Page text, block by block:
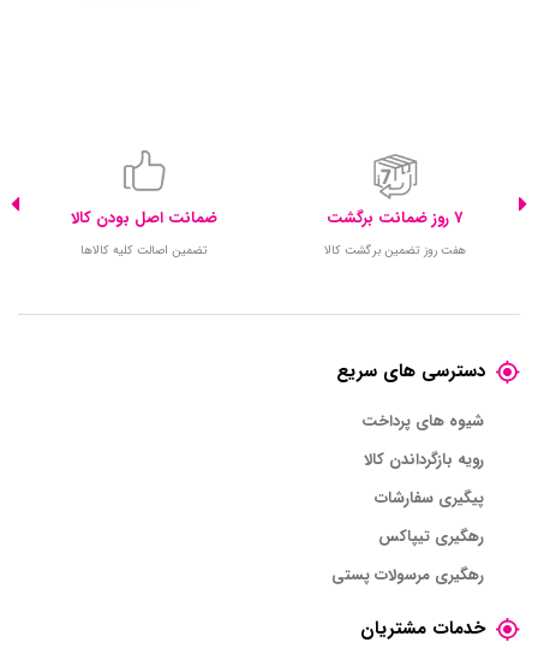
7 روز ضمانت برگشت
هفت روز تضمین برگشت کالا
ضمانت اصل بودن کالا
تضمین اصالت کلیه کالاها
دسترسی های سریع
شیوه های پرداخت
رویه بازگرداندن کالا
پیگیری سفارشات
رهگیری تیپاکس
رهگیری مرسولات پستی
خدمات مشتریان